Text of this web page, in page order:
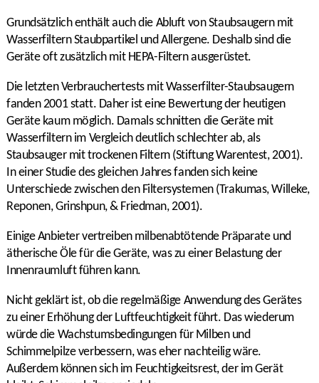
Grundsätzlich enthält auch die Abluft von Staubsaugern mit
Wasserfiltern Staubpartikel und Allergene. Deshalb sind die
Geräte oft zusätzlich mit HEPA-Filtern ausgerüstet.
Die letzten Verbrauchertests mit Wasserfilter-Staubsaugern
fanden 2001 statt. Daher ist eine Bewertung der heutigen
Geräte kaum möglich. Damals schnitten die Geräte mit
Wasserfiltern im Vergleich deutlich schlechter ab, als
Staubsauger mit trockenen Filtern (Stiftung Warentest, 2001).
In einer Studie des gleichen Jahres fanden sich keine
Unterschiede zwischen den Filtersystemen (Trakumas, Willeke,
Reponen, Grinshpun, & Friedman, 2001).
Einige Anbieter vertreiben milbenabtötende Präparate und
ätherische Öle für die Geräte, was zu einer Belastung der
Innenraumluft führen kann.
Nicht geklärt ist, ob die regelmäßige Anwendung des Gerätes
zu einer Erhöhung der Luftfeuchtigkeit führt. Das wiederum
würde die Wachstumsbedingungen für Milben und
Schimmelpilze verbessern, was eher nachteilig wäre.
Außerdem können sich im Feuchtigkeitsrest, der im Gerät